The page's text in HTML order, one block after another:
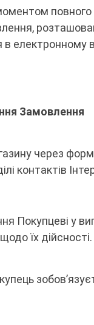
Замовлення
через
контактів
у
їх дійсності.